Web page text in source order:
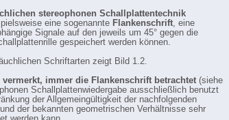
stereophonen Schallplattentechnik
eine sogenannte Flankenschrift, eine
Signale auf den jeweils um 45° gegen die
gespeichert werden können.
Schriftarten zeigt Bild 1.2.
immer die Flankenschrift betrachtet (siehe
Schallplattenwiedergabe ausschließlich benutzt
der Allgemeingültigkeit der nachfolgenden
der bekannten geometrischen Verhältnisse sehr